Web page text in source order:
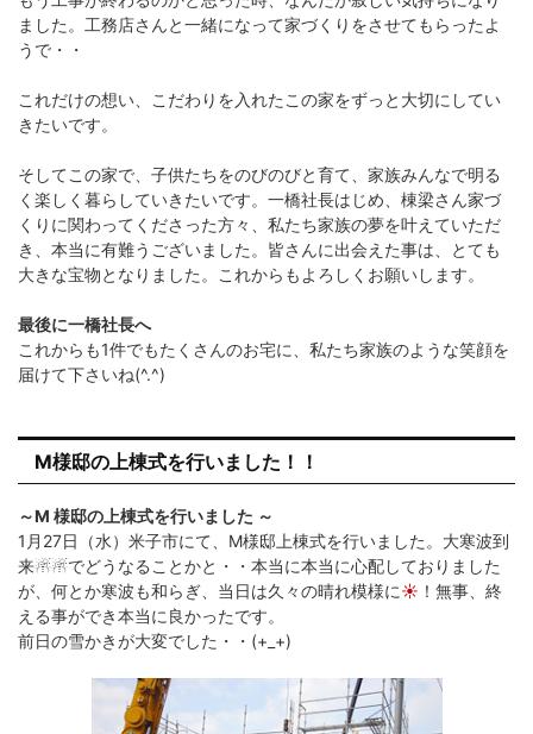
ました。工務店さんと一緒になって家づくりをさせてもらったよ
うで・・
これだけの想い、こだわりを入れたこの家をずっと大切にしてい
きたいです。
そしてこの家で、子供たちをのびのびと育て、家族みんなで明る
く楽しく暮らしていきたいです。一橋社長はじめ、棟梁さん家づ
くりに関わってくださった方々、私たち家族の夢を叶えていただ
き、本当に有難うございました。皆さんに出会えた事は、とても
大きな宝物となりました。これからもよろしくお願いします。
最後に一橋社長へ
これからも1件でもたくさんのお宅に、私たち家族のような笑顔を
届けて下さいね(^.^)
M様邸の上棟式を行いました！！
～M 様邸の上棟式を行いました ～
1月27日（水）米子市にて、M様邸上棟式を行いました。大寒波到
来☃☃でどうなることかと・・本当に本当に心配しておりました
が、何とか寒波も和らぎ、当日は久々の晴れ模様に☀ ！無事、終
える事ができ本当に良かったです。
前日の雪かきが大変でした・・(+_+)